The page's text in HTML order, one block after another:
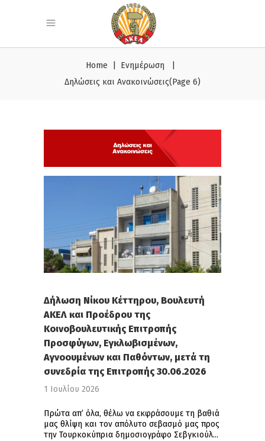
Home Ενημέρωση
Δηλώσεις και Ανακοινώσεις(Page 6)
Δήλωση Νίκου Κέττηρου, Βουλευτή
ΑΚΕΛ και Προέδρου της
Κοινοβουλευτικής Επιτροπής
Προσφύγων, Εγκλωβισμένων,
Αγνοουμένων και Παθόντων, μετά τη
συνεδρία της Επιτροπής 30.06.2026
1 Ιουλίου 2026
Πρώτα απ’ όλα, θέλω να εκφράσουμε τη βαθιά
μας θλίψη και τον απόλυτο σεβασμό μας προς
την Τουρκοκύπρια δημοσιογράφο Σεβγκιούλ